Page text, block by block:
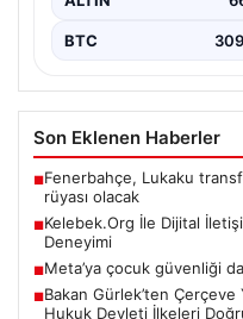
BTC
Son Eklenen Haberler
■Fenerbahçe, Lukaku
rüyası olacak
■Kelebek.Org İle Dijital
Deneyimi
■Meta’ya çocuk güvenliği
■Bakan Gürlek’ten Çerçeve
Hukuk Devleti İlkeleri